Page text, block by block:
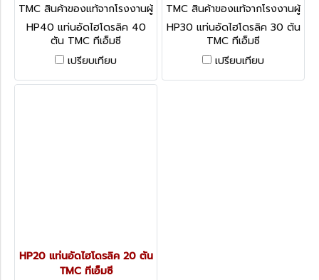
TMC สินค้าของแท้จากโรงงานผู้
ผลิต HP40
HP40 แท่นอัดไฮโดรลิค 40
ตัน TMC ทีเอ็มซี
เปรียบเทียบ
TMC สินค้าของแท้จากโรงงานผู้
ผลิต HP30
HP30 แท่นอัดไฮโดรลิค 30 ตัน
TMC ทีเอ็มซี
เปรียบเทียบ
HP20 แท่นอัดไฮโดรลิค 20 ตัน
TMC ทีเอ็มซี